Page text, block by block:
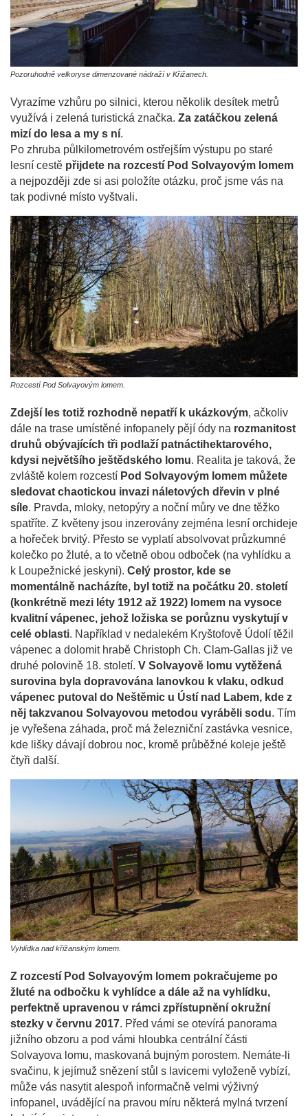
Pozoruhodně velkoryse dimenzované nádraží v Křižanech.
Vyrazíme vzhůru po silnici, kterou několik desítek metrů
využívá i zelená turistická značka. Za zatáčkou zelená
mizí do lesa a my s ní.
Po zhruba půlkilometrovém ostřejším výstupu po staré
lesní cestě přijdete na rozcestí Pod Solvayovým lomem
a nejpozději zde si asi položíte otázku, proč jsme vás na
tak podivné místo vyštvali.
Rozcestí Pod Solvayovým lomem.
Zdejší les totiž rozhodně nepatří k ukázkovým, ačkoliv
dále na trase umístěné infopanely pějí ódy na rozmanitost
druhů obývajících tři podlaží patnáctihektarového,
kdysi největšího ještědského lomu. Realita je taková, že
zvláště kolem rozcestí Pod Solvayovým lomem můžete
sledovat chaotickou invazi náletových dřevin v plné
síle. Pravda, mloky, netopýry a noční můry ve dne těžko
spatříte. Z květeny jsou inzerovány zejména lesní orchideje
a hořeček brvitý. Přesto se vyplatí absolvovat průzkumné
kolečko po žluté, a to včetně obou odboček (na vyhlídku a
k Loupežnické jeskyni). Celý prostor, kde se
momentálně nacházíte, byl totiž na počátku 20. století
(konkrétně mezi léty 1912 až 1922) lomem na vysoce
kvalitní vápenec, jehož ložiska se porůznu vyskytují v
celé oblasti. Například v nedalekém Kryštofově Údolí těžil
vápenec a dolomit hrabě Christoph Ch. Clam-Gallas již ve
druhé polovině 18. století. V Solvayově lomu vytěžená
surovina byla dopravována lanovkou k vlaku, odkud
vápenec putoval do Neštěmic u Ústí nad Labem, kde z
něj takzvanou Solvayovou metodou vyráběli sodu. Tím
je vyřešena záhada, proč má železniční zastávka vesnice,
kde lišky dávají dobrou noc, kromě průběžné koleje ještě
čtyři další.
Vyhlídka nad křižanským lomem.
Z rozcestí Pod Solvayovým lomem pokračujeme po
žluté na odbočku k vyhlídce a dále až na vyhlídku,
perfektně upravenou v rámci zpřístupnění okružní
stezky v červnu 2017. Před vámi se otevírá panorama
jižního obzoru a pod vámi hloubka centrální části
Solvayova lomu, maskovaná bujným porostem. Nemáte-li
svačinu, k jejímuž snězení stůl s lavicemi vyloženě vybízí,
může vás nasytit alespoň informačně velmi výživný
infopanel, uvádějící na pravou míru některá mylná tvrzení